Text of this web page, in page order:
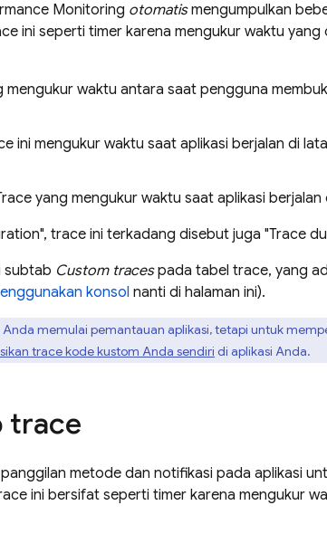
Monitoring otomatismengumpulkan
ini seperti timer karena mengukur waktu
mengukur waktu antara saat pengguna
ini mengukur waktu saat aplikasi berjalan di
yang mengukur waktu saat aplikasi berjalan
trace ini terkadang disebut juga "Trace
subtab Custom tracespada tabel trace, yang
konsol nanti di halaman ini).
Anda memulai pemantauan aplikasi, tetapi untuk
trace kode kustom Anda sendiri di aplikasi Anda.
trace
metode dan notifikasi pada aplikasi
ini bersifat seperti timer karena mengukur